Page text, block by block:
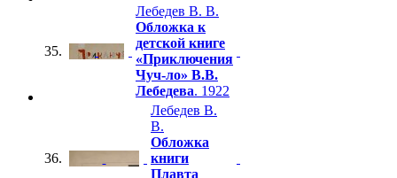
35.
Лебедев В. В.
Обложка к
детской книге
«Приключения
Чуч-ло» В.В.
Лебедева. 1922
36.
Лебедев В.
В.
Обложка
книги
Плавта